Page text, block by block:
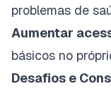
problemas de
Aumentar
básicos no
Desafios e